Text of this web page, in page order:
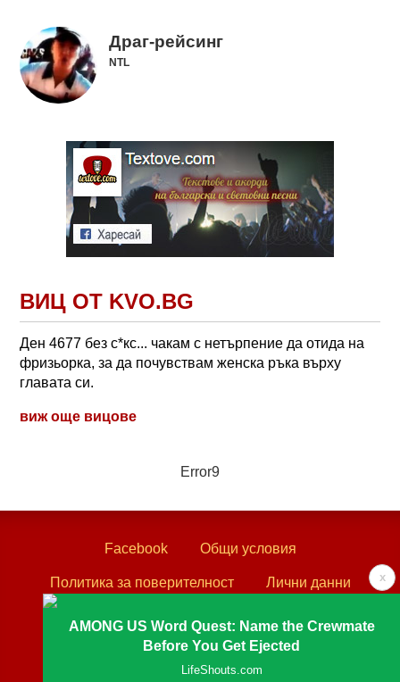
Драг-рейсинг
NTL
ВИЦ ОТ KVO.BG
Ден 4677 без с*кс... чакам с нетърпение да отида на
фризьорка, за да почувствам женска ръка върху
главата си.
виж още вицове
Error9
x
AMONG US Word Quest: Name the Crewmate
Before You Get Ejected
LifeShouts.com
Facebook Общи условия
Политика за поверителност Лични данни
Textove.com © 2003 - 2026